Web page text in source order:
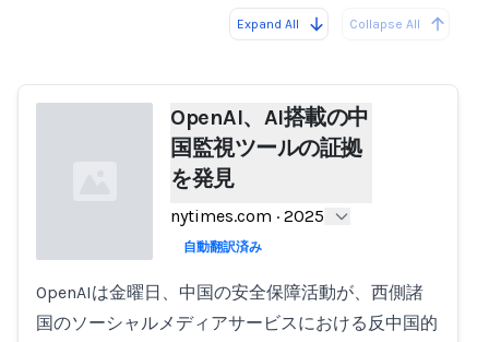
Expand All Collapse All
Loading...
OpenAI、AI搭載の中
国監視ツールの証拠
を発見
nytimes.com · 2025
自動翻訳済み
OpenAIは金曜日、中国の安全保障活動が、西側諸
国のソーシャルメディアサービスにおける反中国的